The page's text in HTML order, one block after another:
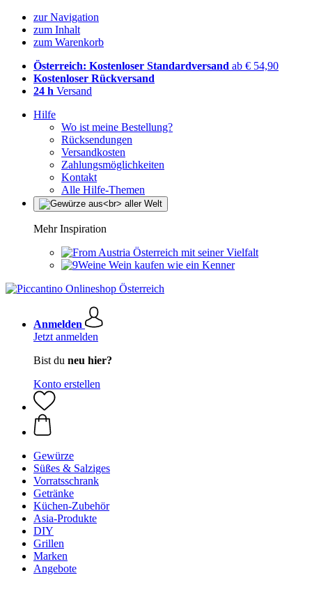
zur Navigation
zum Inhalt
zum Warenkorb
Österreich: Kostenloser Standardversand ab € 54,90
Kostenloser Rückversand
24 h Versand
Hilfe
Wo ist meine Bestellung?
Rücksendungen
Versandkosten
Zahlungsmöglichkeiten
Kontakt
Alle Hilfe-Themen
Mehr Inspiration
Österreich mit seiner Vielfalt
Wein kaufen wie ein Kenner
Anmelden
Jetzt anmelden
Bist du neu hier?
Konto erstellen
Gewürze
Süßes & Salziges
Vorratsschrank
Getränke
Küchen-Zubehör
Asia-Produkte
DIY
Grillen
Marken
Angebote